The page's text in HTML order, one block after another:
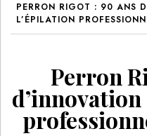
PERRON RIGOT : 90 ANS
L’ÉPILATION
Perron